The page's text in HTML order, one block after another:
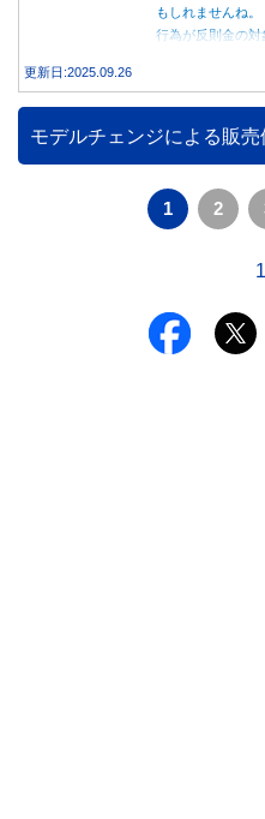
もしれませんね
行為が反則金の
更新日:2025.09.26
モデルチェンジによる販
1 2